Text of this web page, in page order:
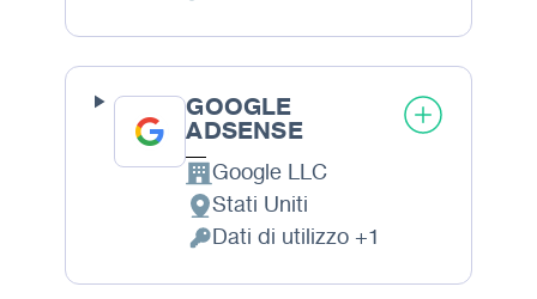
GOOGLE
ADSENSE
Azienda:
Google LLC
Luogo del trattamento:
Stati Uniti
Dati Personali trattati:
Dati di utilizzo +1